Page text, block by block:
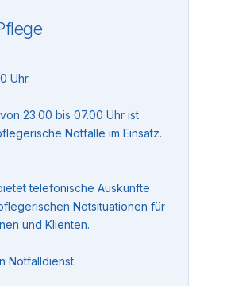
Uhr.
23.00 bis 07.00 Uhr ist
Notfälle im Einsatz.
telefonische Auskünfte
Notsituationen für
und Klienten.
Notfalldienst.